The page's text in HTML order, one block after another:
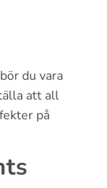
du vara
att all
på